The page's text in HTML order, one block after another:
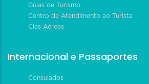
Guias de Turismo
Centro de Atendimento ao Turista
Cias Aéreas
Internacional e Passaportes
Consulados